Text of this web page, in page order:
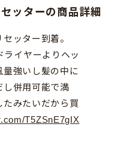
ッターの商品詳細
ッター到着。
イヤーよりヘッ
量強いし髪の中に
し併用可能で満
たみたいだから買
T5ZSnE7gIX